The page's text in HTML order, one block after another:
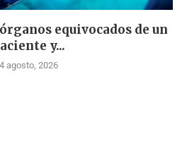
equivocados de un
y...
4 agosto, 2026